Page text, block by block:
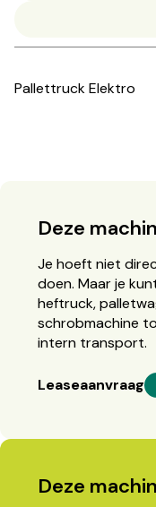
Pallettruck Elektro
Deze
Je hoeft niet
doen. Maar je
heftruck,
schrobmachine
intern transport.
Leaseaanvraag
Deze